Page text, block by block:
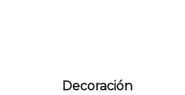
Decoración